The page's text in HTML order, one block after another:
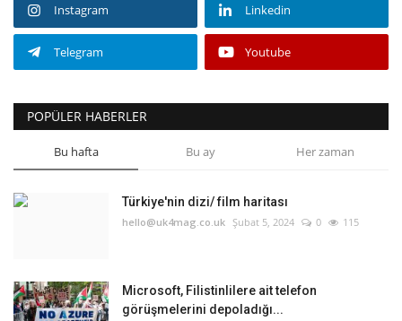
Instagram Linkedin
Telegram Youtube
POPÜLER HABERLER
Bu hafta Bu ay Her zaman
Türkiye'nin dizi/ film haritası
hello@uk4mag.co.uk Şubat 5, 2024 0 115
Microsoft, Filistinlilere ait telefon
görüşmelerini depoladığı...